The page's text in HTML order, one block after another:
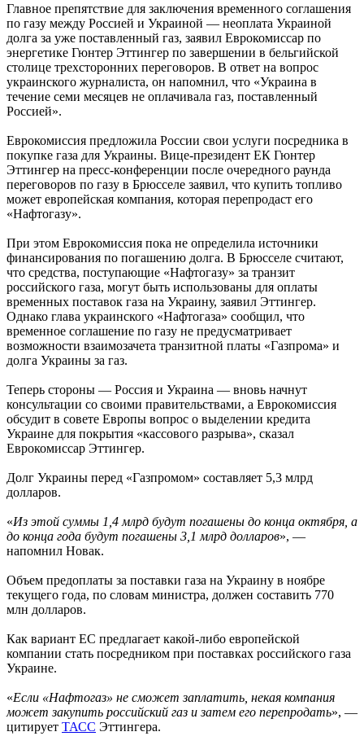
Главное препятствие для заключения временного соглашения
по газу между Россией и Украиной — неоплата Украиной
долга за уже поставленный газ, заявил Еврокомиссар по
энергетике Гюнтер Эттингер по завершении в бельгийской
столице трехсторонних переговоров. В ответ на вопрос
украинского журналиста, он напомнил, что «Украина в
течение семи месяцев не оплачивала газ, поставленный
Россией».
Еврокомиссия предложила России свои услуги посредника в
покупке газа для Украины. Вице-президент ЕК Гюнтер
Эттингер на пресс-конференции после очередного раунда
переговоров по газу в Брюсселе заявил, что купить топливо
может европейская компания, которая перепродаст его
«Нафтогазу».
При этом Еврокомиссия пока не определила источники
финансирования по погашению долга. В Брюсселе считают,
что средства, поступающие «Нафтогазу» за транзит
российского газа, могут быть использованы для оплаты
временных поставок газа на Украину, заявил Эттингер.
Однако глава украинского «Нафтогаза» сообщил, что
временное соглашение по газу не предусматривает
возможности взаимозачета транзитной платы «Газпрома» и
долга Украины за газ.
Теперь стороны — Россия и Украина — вновь начнут
консультации со своими правительствами, а Еврокомиссия
обсудит в совете Европы вопрос о выделении кредита
Украине для покрытия «кассового разрыва», сказал
Еврокомиссар Эттингер.
Долг Украины перед «Газпромом» составляет 5,3 млрд
долларов.
«Из этой суммы 1,4 млрд будут погашены до конца октября, а
до конца года будут погашены 3,1 млрд долларов», —
напомнил Новак.
Объем предоплаты за поставки газа на Украину в ноябре
текущего года, по словам министра, должен составить 770
млн долларов.
Как вариант ЕС предлагает какой-либо европейской
компании стать посредником при поставках российского газа
Украине.
«Если «Нафтогаз» не сможет заплатить, некая компания
может закупить российский газ и затем его перепродать», —
цитирует ТАСС Эттингера.